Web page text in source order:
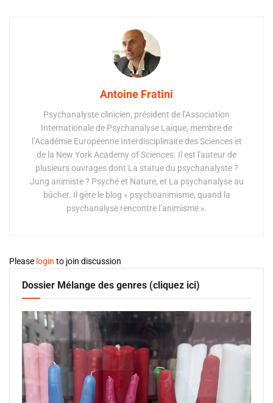
Antoine Fratini
Psychanalyste clinicien, président de l’Association
Internationale de Psychanalyse Laïque, membre de
l’Académie Européenne Interdisciplinaire des Sciences et
de la New York Academy of Sciences. Il est l'auteur de
plusieurs ouvrages dont La statue du psychanalyste ?
Jung animiste ? Psyché et Nature, et La psychanalyse au
bûcher. Il gère le blog « psychoanimisme, quand la
psychanalyse rencontre l’animisme ».
Please login to join discussion
Dossier Mélange des genres (cliquez ici)